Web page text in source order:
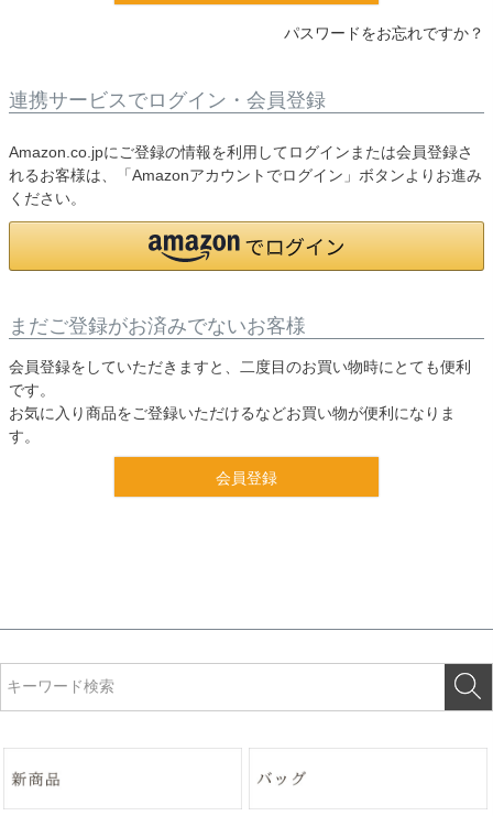
パスワードをお忘れですか？
連携サービスでログイン・会員登録
Amazon.co.jpにご登録の情報を利用してログインまたは会員登録さ
れるお客様は、「Amazonアカウントでログイン」ボタンよりお進み
ください。
まだご登録がお済みでないお客様
会員登録をしていただきますと、二度目のお買い物時にとても便利
です。
お気に入り商品をご登録いただけるなどお買い物が便利になりま
す。
会員登録